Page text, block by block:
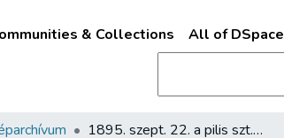
& Collections All of DSpace
1895. szept. 22. a pilis szt. lászlói erdőben